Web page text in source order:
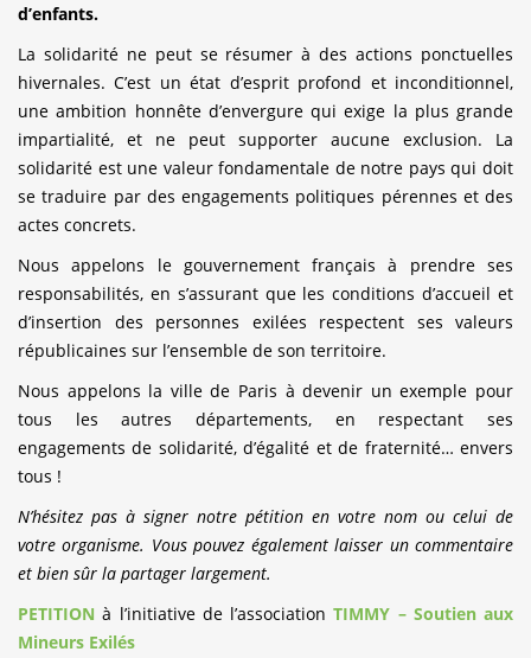
d’enfants.
La solidarité ne peut se résumer à des actions ponctuelles
hivernales. C’est un état d’esprit profond et inconditionnel,
une ambition honnête d’envergure qui exige la plus grande
impartialité, et ne peut supporter aucune exclusion. La
solidarité est une valeur fondamentale de notre pays qui doit
se traduire par des engagements politiques pérennes et des
actes concrets.
Nous appelons le gouvernement français à prendre ses
responsabilités, en s’assurant que les conditions d’accueil et
d’insertion des personnes exilées respectent ses valeurs
républicaines sur l’ensemble de son territoire.
Nous appelons la ville de Paris à devenir un exemple pour
tous les autres départements, en respectant ses
engagements de solidarité, d’égalité et de fraternité… envers
tous !
N’hésitez pas à signer notre pétition en votre nom ou celui de
votre organisme. Vous pouvez également laisser un commentaire
et bien sûr la partager largement.
PETITION à l’initiative de l’associationTIMMY – Soutien aux
Mineurs Exilés